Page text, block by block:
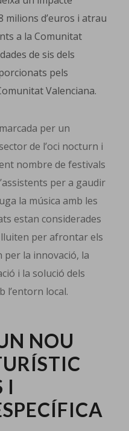
milions d’euros i atrau
a la Comunitat
de sis dels
pels
Valenciana.
per un
de l’oci nocturn i
nombre de festivals
per a gaudir
la música amb les
estan considerades
per afrontar els
la innovació, la
i la solució dels
l’entorn local.
NOU
I